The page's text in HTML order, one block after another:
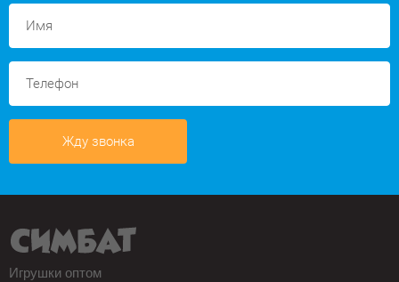
Жду звонка
Игрушки оптом